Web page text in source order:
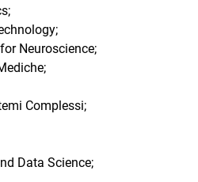
Neuroscience;
Complessi;
Data Science;